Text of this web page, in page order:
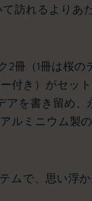
訪れるよりあ
冊（1冊は桜
付き）がセッ
を書き留め、
ミニウム製の
ムで、思い浮